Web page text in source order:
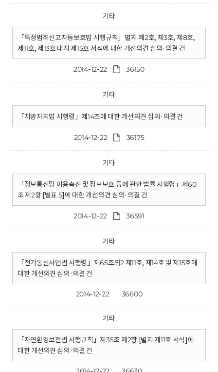
기타
「특정범죄신고자등보호법 시행규칙」별지 제2호, 제3호, 제8호,
제11호, 제13호 내지 제15호 서식에 대한 개선의견 심의·의결 건
2014-12-22 36150
기타
「지방자치법 시행령」제14조에 대한 개선의견 심의·의결 건
2014-12-22 36175
기타
「정보통신망 이용촉진 및 정보보호 등에 관한 법률 시행령」제60
조 제2항 [별표 5]에 대한 개선의견 심의·의결 건
2014-12-22 36591
기타
「전기통신사업법 시행령」제65조의2 제11호, 제14호 및 제15호에
대한 개선의견 심의·의결 건
2014-12-22 36600
기타
「자연환경보전법 시행규칙」제35조 제2항 [별지 제11호 서식]에
대한 개선의견 심의·의결 건